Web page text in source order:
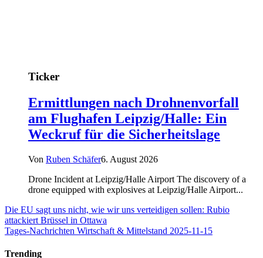
Ticker
Ermittlungen nach Drohnenvorfall
am Flughafen Leipzig/Halle: Ein
Weckruf für die Sicherheitslage
Von Ruben Schäfer6. August 2026
Drone Incident at Leipzig/Halle Airport The discovery of a
drone equipped with explosives at Leipzig/Halle Airport...
Die EU sagt uns nicht, wie wir uns verteidigen sollen: Rubio
attackiert Brüssel in Ottawa
Tages-Nachrichten Wirtschaft & Mittelstand 2025-11-15
Trending